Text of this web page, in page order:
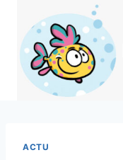
contenu
ACTU